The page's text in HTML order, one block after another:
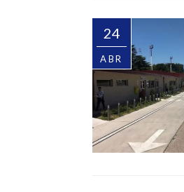
24
ABR